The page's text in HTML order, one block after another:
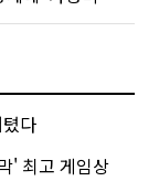
다
' 최고 게임상